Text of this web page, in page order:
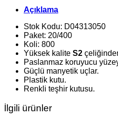
Açıklama
Stok Kodu: D04313050
Paket: 20/400
Koli: 800
Yüksek kalite S2
Paslanmaz koruyucu
Güçlü manyetik uçlar.
Plastik kutu.
Renkli teşhir kutusu.
İlgili ürünler